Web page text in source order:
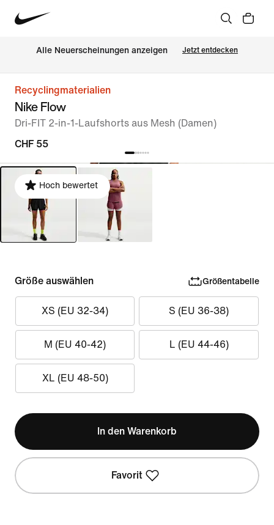
Alle Neuerscheinungen anzeigen Jetzt entdecken
Recyclingmaterialien
Nike Flow
Dri-FIT 2-in-1-Laufshorts aus Mesh (Damen)
CHF 55
Hoch bewertet
Größe auswählen Größentabelle
XS (EU 32-34) S (EU 36-38)
M (EU 40-42) L (EU 44-46)
XL (EU 48-50)
In den Warenkorb
Favorit